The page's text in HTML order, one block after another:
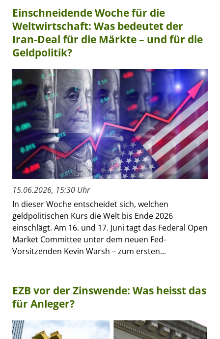
Einschneidende Woche für die
Weltwirtschaft: Was bedeutet der
Iran-Deal für die Märkte – und für die
Geldpolitik?
15.06.2026, 15:30 Uhr
In dieser Woche entscheidet sich, welchen
geldpolitischen Kurs die Welt bis Ende 2026
einschlägt. Am 16. und 17. Juni tagt das Federal Open
Market Committee unter dem neuen Fed-
Vorsitzenden Kevin Warsh – zum ersten...
EZB vor der Zinswende: Was heisst das
für Anleger?